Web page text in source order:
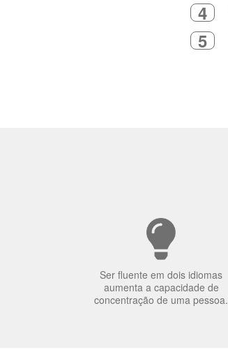
4
5
Ser fluente em dois idiomas
aumenta a capacidade de
concentração de uma pessoa.